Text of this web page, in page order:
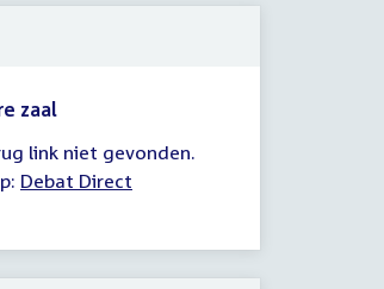
zaal
link niet gevonden.
Debat Direct